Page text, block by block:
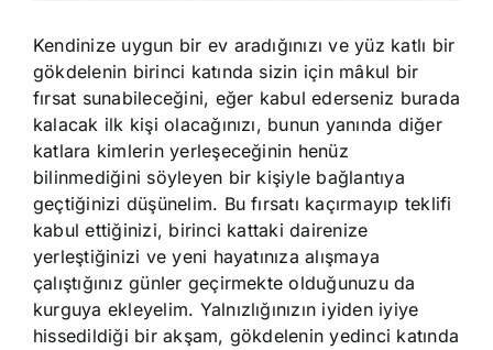
Kendinize uygun bir ev aradığınızı ve yüz katlı bir
gökdelenin birinci katında sizin için mâkul bir
fırsat sunabileceğini, eğer kabul ederseniz burada
kalacak ilk kişi olacağınızı, bunun yanında diğer
katlara kimlerin yerleşeceğinin henüz
bilinmediğini söyleyen bir kişiyle bağlantıya
geçtiğinizi düşünelim. Bu fırsatı kaçırmayıp teklifi
kabul ettiğinizi, birinci kattaki dairenize
yerleştiğinizi ve yeni hayatınıza alışmaya
çalıştığınız günler geçirmekte olduğunuzu da
kurguya ekleyelim. Yalnızlığınızın iyiden iyiye
hissedildiği bir akşam, gökdelenin yedinci katında